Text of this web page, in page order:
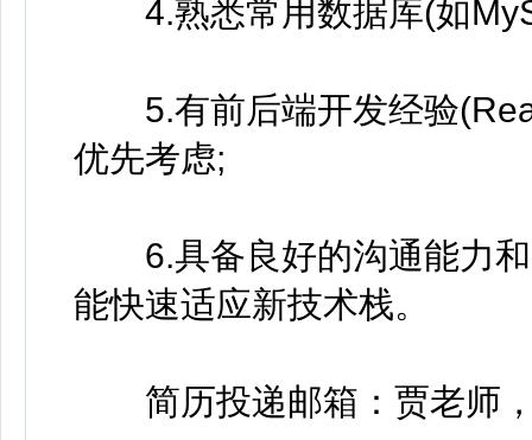
4.熟悉常用数据库(如
5.有前后端开发经验
优先考虑;
6.具备良好的沟通能力和
能快速适应新技术栈。
简历投递邮箱：贾老师，